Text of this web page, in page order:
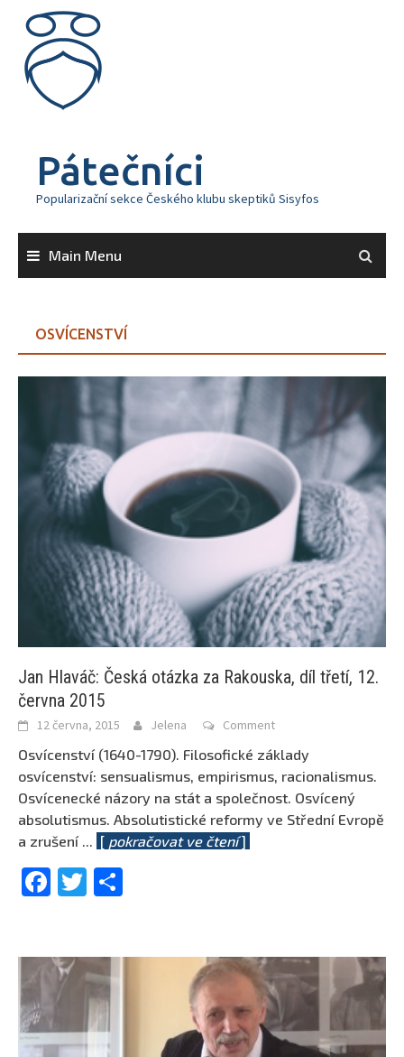
content
Pátečníci
Popularizační sekce Českého klubu skeptiků Sisyfos
Main Menu
OSVÍCENSTVÍ
Jan Hlaváč: Česká otázka za Rakouska, díl třetí, 12.
června 2015
12 června, 2015 Jelena Comment
Osvícenství (1640-1790). Filosofické základy
osvícenství: sensualismus, empirismus, racionalismus.
Osvícenecké názory na stát a společnost. Osvícený
absolutismus. Absolutistické reformy ve Střední Evropě
a zrušení ... [ pokračovat ve čtení]
Facebook
Twitter